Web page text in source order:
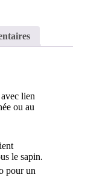
lien
ou au
le sapin.
pour un